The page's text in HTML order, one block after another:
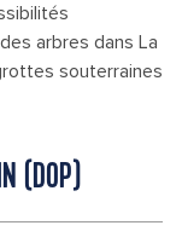
arbres dans La
souterraines
(DOP)